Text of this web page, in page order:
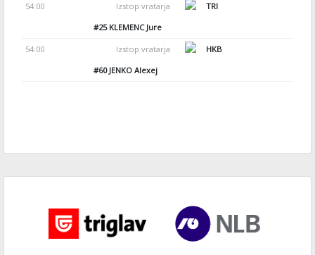
54:00 Izstop vratarja
TRI
#25KLEMENC Jure
54:00 Izstop vratarja
HKB
#60JENKO Alexej